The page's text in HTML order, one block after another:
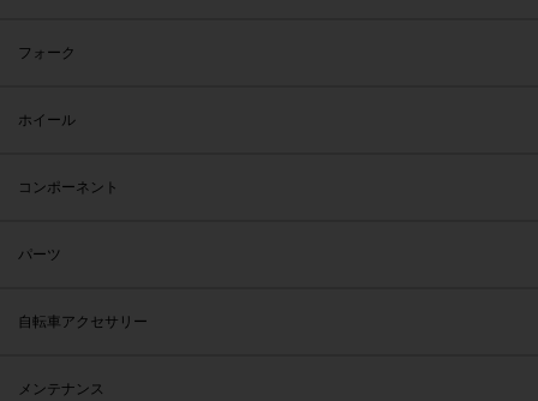
フォーク
ホイール
コンポーネント
パーツ
自転車アクセサリー
メンテナンス